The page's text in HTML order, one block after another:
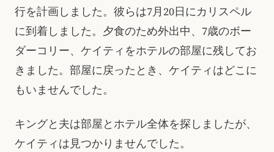
行を計画しました。彼らは7月20日にカリスペル
に到着しました。夕食のため外出中、7歳のボー
ダーコリー、ケイティをホテルの部屋に残してお
きました。部屋に戻ったとき、ケイティはどこに
もいませんでした。
キングと夫は部屋とホテル全体を探しましたが、
ケイティは見つかりませんでした。